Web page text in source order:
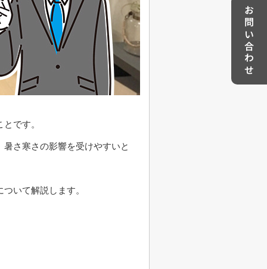
お問い合わせ
です。
さ寒さの影響を受けやすいと
いて解説します。